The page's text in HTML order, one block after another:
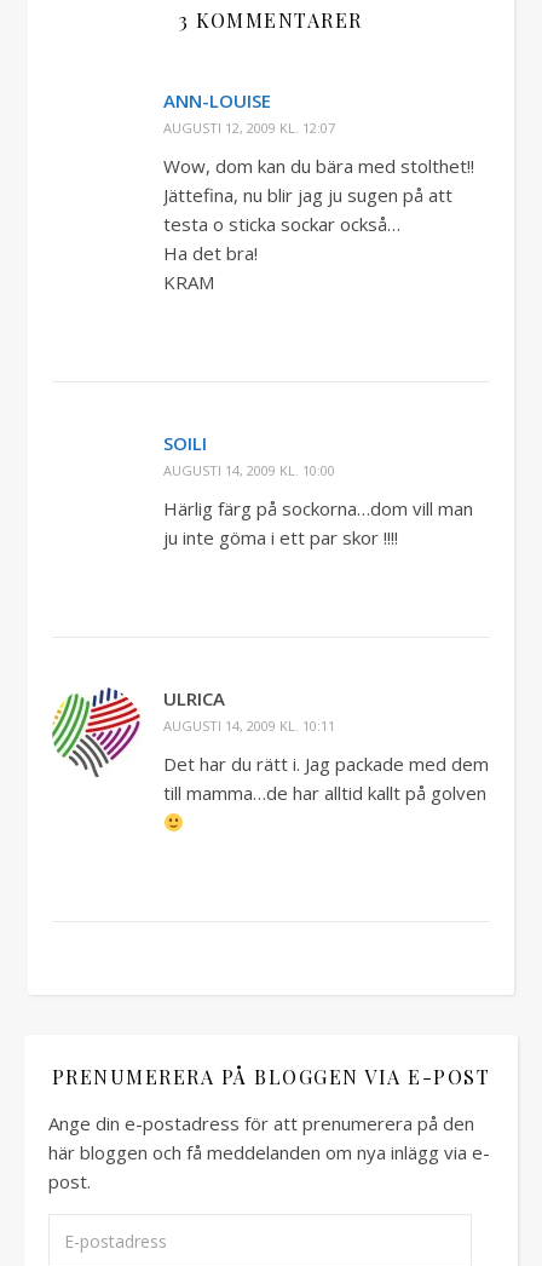
3 KOMMENTARER
ANN-LOUISE
AUGUSTI 12, 2009 KL. 12:07
Wow, dom kan du bära med stolthet!!
Jättefina, nu blir jag ju sugen på att
testa o sticka sockar också…
Ha det bra!
KRAM
SOILI
AUGUSTI 14, 2009 KL. 10:00
Härlig färg på sockorna…dom vill man
ju inte göma i ett par skor !!!!
ULRICA
AUGUSTI 14, 2009 KL. 10:11
Det har du rätt i. Jag packade med dem
till mamma…de har alltid kallt på golven
PRENUMERERA PÅ BLOGGEN VIA E-POST
Ange din e-postadress för att prenumerera på den
här bloggen och få meddelanden om nya inlägg via e-
post.